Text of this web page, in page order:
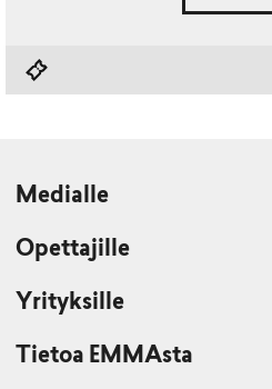
Medialle
Opettajille
Yrityksille
Tietoa EMMAsta